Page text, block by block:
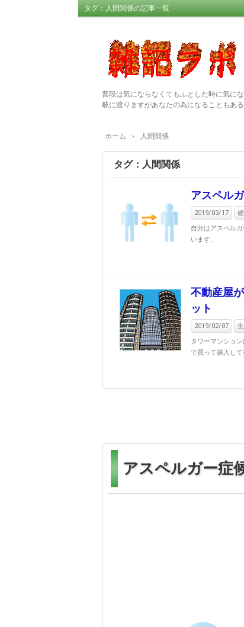
タグ：人間関係の記事一覧
普段は気にならなくてもふとした時に気に
岐に渡りますがあなたの為になることもある
ホーム › 人間関係
タグ：人間関係
アスペル
2019/03/17
自分はアスペル
います。
不動産屋
ット
2019/02/07
タワーマンショ
で買って購入して
アスペルガー症